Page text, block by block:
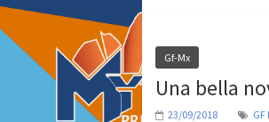
Gf-Mx
Una bella
23/09/2018